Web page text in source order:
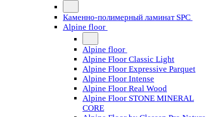
Каменно-полимерный ламинат SPC
Alpine floor
Alpine floor
Alpine Floor Classic Light
Alpine Floor Expressive Parquet
Alpine Floor Intense
Alpine Floor Real Wood
Alpine Floor STONE MINERAL
CORE